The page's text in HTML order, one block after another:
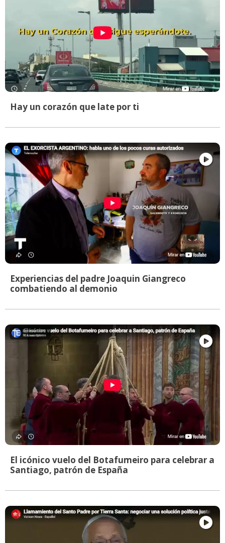
Hay un corazón que late por ti
Experiencias del padre Joaquin Giangreco
combatiendo al demonio
El icónico vuelo del Botafumeiro para celebrar a
Santiago, patrón de España